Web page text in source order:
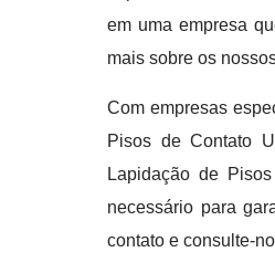
em uma empresa
mais sobre os
Com empresas
Pisos de Contato
Lapidação de
necessário para
contato e consulte-